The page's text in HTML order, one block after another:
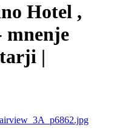
Hotel ,
mnenje
|